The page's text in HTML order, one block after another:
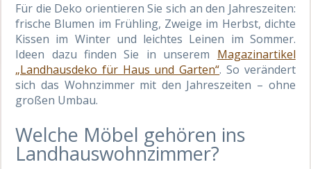
Für die Deko orientieren Sie sich an den Jahreszeiten:
frische Blumen im Frühling, Zweige im Herbst, dichte
Kissen im Winter und leichtes Leinen im Sommer.
Ideen dazu finden Sie in unserem Magazinartikel
„Landhausdeko für Haus und Garten“. So verändert
sich das Wohnzimmer mit den Jahreszeiten – ohne
großen Umbau.
Welche Möbel gehören ins
Landhauswohnzimmer?